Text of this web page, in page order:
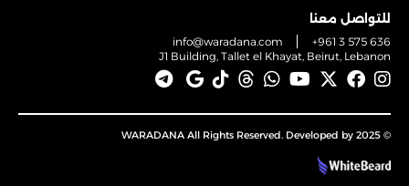
للتواصل معنا
info@waradana.com
+961 3 575 636
J1 Building, Tallet el Khayat, Beirut, Lebanon
© 2025 WARADANA All Rights Reserved. Developed by